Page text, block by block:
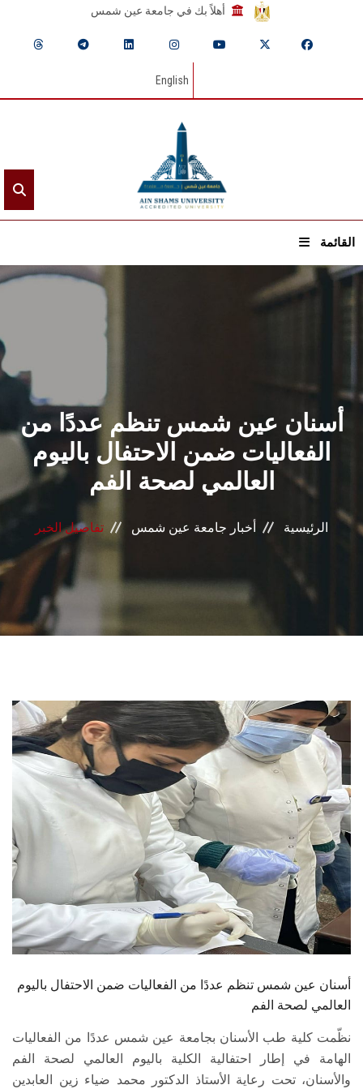
أهلاً بك في جامعة عين شمس
English
القائمة
الرئيسيـة
القطاعـات
الشئون الأكاديمية
البحث العلمي
المراكز والوحدات
الأنظمة الذكية
الطلاب
هيئة التدريس
الدراسات العليا
الخريجين
الموظفون
الزائـرون
أسنان عين شمس تنظم عددًا من
الفعاليات ضمن الاحتفال باليوم
العالمي لصحة الفم
الرئيسية أخبار جامعة عين شمس تفاصيل الخبر
أسنان عين شمس تنظم عددًا من الفعاليات ضمن الاحتفال باليوم
العالمي لصحة الفم
نظّمت كلية طب الأسنان بجامعة عين شمس عددًا من الفعاليات
الهامة في إطار احتفالية الكلية باليوم العالمي لصحة الفم
والأسنان، تحت رعاية الأستاذ الدكتور محمد ضياء زين العابدين